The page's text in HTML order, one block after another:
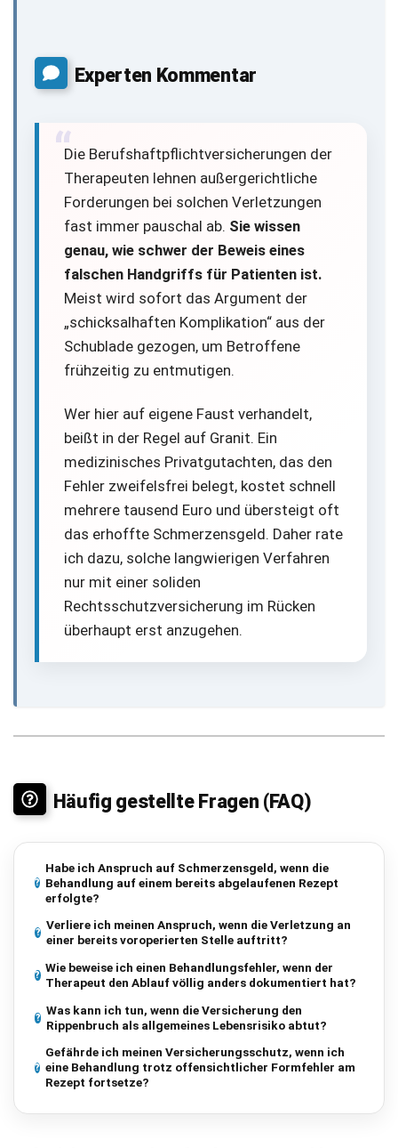
Experten Kommentar
Die Berufshaftpflichtversicherungen der
Therapeuten lehnen außergerichtliche
Forderungen bei solchen Verletzungen
fast immer pauschal ab. Sie wissen
genau, wie schwer der Beweis eines
falschen Handgriffs für Patienten ist.
Meist wird sofort das Argument der
„schicksalhaften Komplikation“ aus der
Schublade gezogen, um Betroffene
frühzeitig zu entmutigen.
Wer hier auf eigene Faust verhandelt,
beißt in der Regel auf Granit. Ein
medizinisches Privatgutachten, das den
Fehler zweifelsfrei belegt, kostet schnell
mehrere tausend Euro und übersteigt oft
das erhoffte Schmerzensgeld. Daher rate
ich dazu, solche langwierigen Verfahren
nur mit einer soliden
Rechtsschutzversicherung im Rücken
überhaupt erst anzugehen.
Häufig gestellte Fragen (FAQ)
Habe ich Anspruch auf Schmerzensgeld, wenn die
Behandlung auf einem bereits abgelaufenen Rezept
erfolgte?
Verliere ich meinen Anspruch, wenn die Verletzung an
einer bereits voroperierten Stelle auftritt?
Wie beweise ich einen Behandlungsfehler, wenn der
Therapeut den Ablauf völlig anders dokumentiert hat?
Was kann ich tun, wenn die Versicherung den
Rippenbruch als allgemeines Lebensrisiko abtut?
Gefährde ich meinen Versicherungsschutz, wenn ich
eine Behandlung trotz offensichtlicher Formfehler am
Rezept fortsetze?